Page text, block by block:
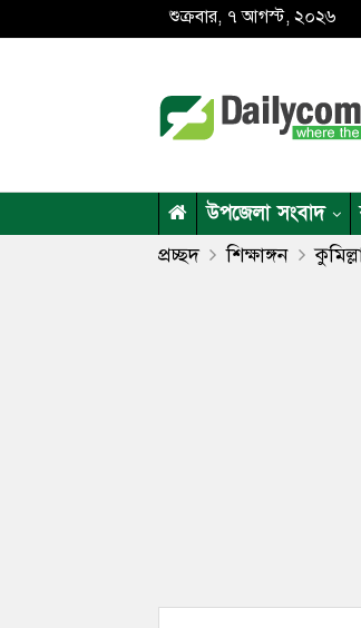
শুক্রবার, ৭ আগস্ট, ২০২৬
উপজেলা সংবাদ
প্রচ্ছদ শিক্ষাঙ্গন